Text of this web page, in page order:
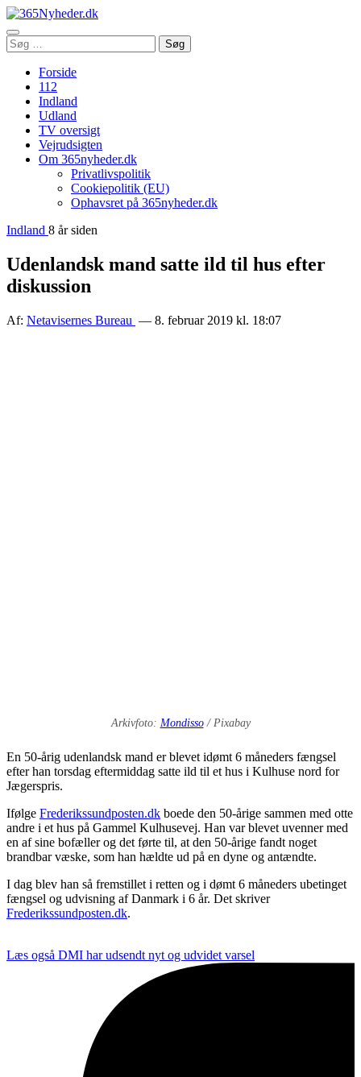
Åbn
menu
Søg
efter:
Søg
Forside
112
Indland
Udland
TV oversigt
Vejrudsigten
Om 365nyheder.dk
Privatlivspolitik
Cookiepolitik (EU)
Ophavsret på 365nyheder.dk
Indland 8 år siden
Udenlandsk mand satte ild til hus efter
diskussion
Af: Netavisernes Bureau — 8. februar 2019 kl. 18:07
Arkivfoto: Mondisso/ Pixabay
En 50-årig udenlandsk mand er blevet idømt 6 måneders fængsel
efter han torsdag eftermiddag satte ild til et hus i Kulhuse nord for
Jægerspris.
Ifølge Frederikssundposten.dk boede den 50-årige sammen med otte
andre i et hus på Gammel Kulhusevej. Han var blevet uvenner med
en af sine bofæller og det førte til, at den 50-årige fandt noget
brandbar væske, som han hældte ud på en dyne og antændte.
I dag blev han så fremstillet i retten og i dømt 6 måneders ubetinget
fængsel og udvisning af Danmark i 6 år. Det skriver
Frederikssundposten.dk.
Læs også DMI har udsendt nyt og udvidet varsel